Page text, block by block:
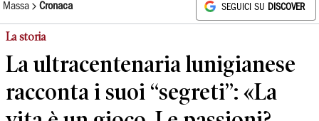
Massa Cronaca SEGUICI SU DISCOVER
La storia
La ultracentenaria lunigianese
racconta i suoi “segreti”: «La